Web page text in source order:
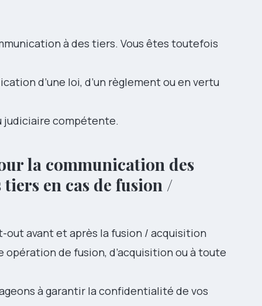
à des tiers. Vous êtes toutefois
d’une loi, d’un règlement ou en vertu
judiciaire compétente.
la communication des
en cas de fusion /
avant et après la fusion / acquisition
opération de fusion, d’acquisition ou à toute
à garantir la confidentialité de vos